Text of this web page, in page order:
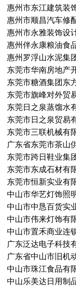
惠州市东江建筑装
惠州市顺昌汽车修
惠州市永雅装饰设
惠州伴永康粮油食
惠州罗浮山水泥集
东莞市华南房地产
东莞市糖酒集团东
东莞市旗峰对外贸
东莞日之泉蒸馏水
东莞市日之泉贸易
东莞市三联机械有
广东省东莞市茶山
东莞市跨日鞋业集
东莞市东成石材有
东莞市恒新实业有
中山市华艺灯饰照
中山市中恳百货实
中山市伟来灯饰有
中山市置禾商业连
广东泛达电子科技
广东省中山市旧机
中山市珠江食品有
中山乐美达日用制